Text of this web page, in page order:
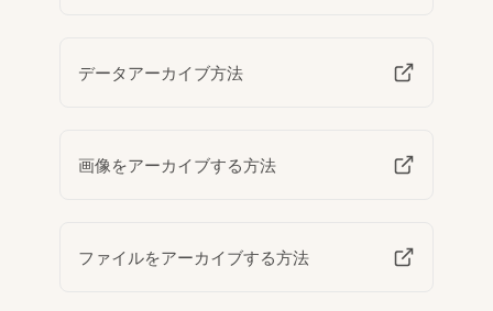
データアーカイブ方法
画像をアーカイブする方法
ファイルをアーカイブする方法